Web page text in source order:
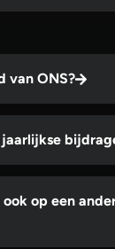
van ONS?
op een